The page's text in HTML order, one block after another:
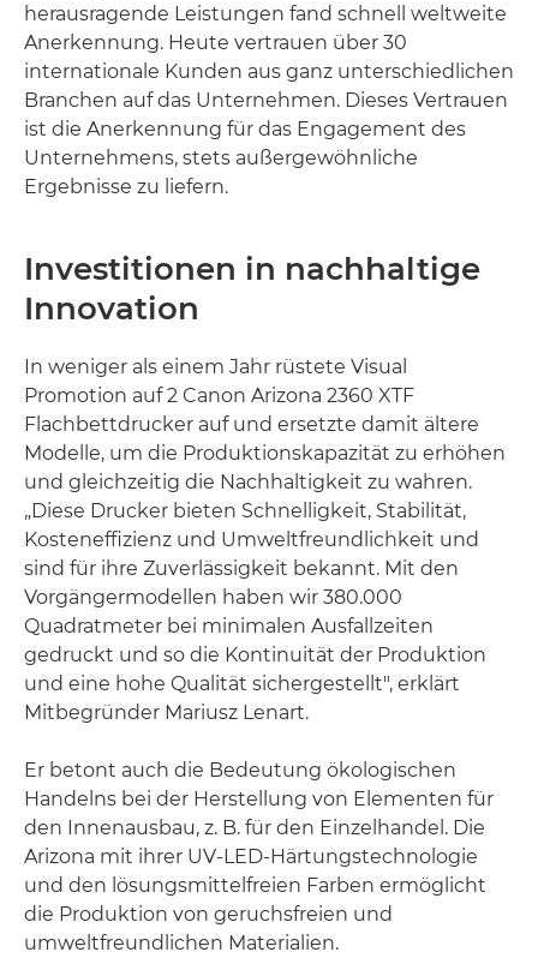
herausragende Leistungen fand schnell weltweite
Anerkennung. Heute vertrauen über 30
internationale Kunden aus ganz unterschiedlichen
Branchen auf das Unternehmen. Dieses Vertrauen
ist die Anerkennung für das Engagement des
Unternehmens, stets außergewöhnliche
Ergebnisse zu liefern.
Investitionen in nachhaltige
Innovation
In weniger als einem Jahr rüstete Visual
Promotion auf 2 Canon Arizona 2360 XTF
Flachbettdrucker auf und ersetzte damit ältere
Modelle, um die Produktionskapazität zu erhöhen
und gleichzeitig die Nachhaltigkeit zu wahren.
„Diese Drucker bieten Schnelligkeit, Stabilität,
Kosteneffizienz und Umweltfreundlichkeit und
sind für ihre Zuverlässigkeit bekannt. Mit den
Vorgängermodellen haben wir 380.000
Quadratmeter bei minimalen Ausfallzeiten
gedruckt und so die Kontinuität der Produktion
und eine hohe Qualität sichergestellt", erklärt
Mitbegründer Mariusz Lenart.
Er betont auch die Bedeutung ökologischen
Handelns bei der Herstellung von Elementen für
den Innenausbau, z. B. für den Einzelhandel. Die
Arizona mit ihrer UV-LED-Härtungstechnologie
und den lösungsmittelfreien Farben ermöglicht
die Produktion von geruchsfreien und
umweltfreundlichen Materialien.